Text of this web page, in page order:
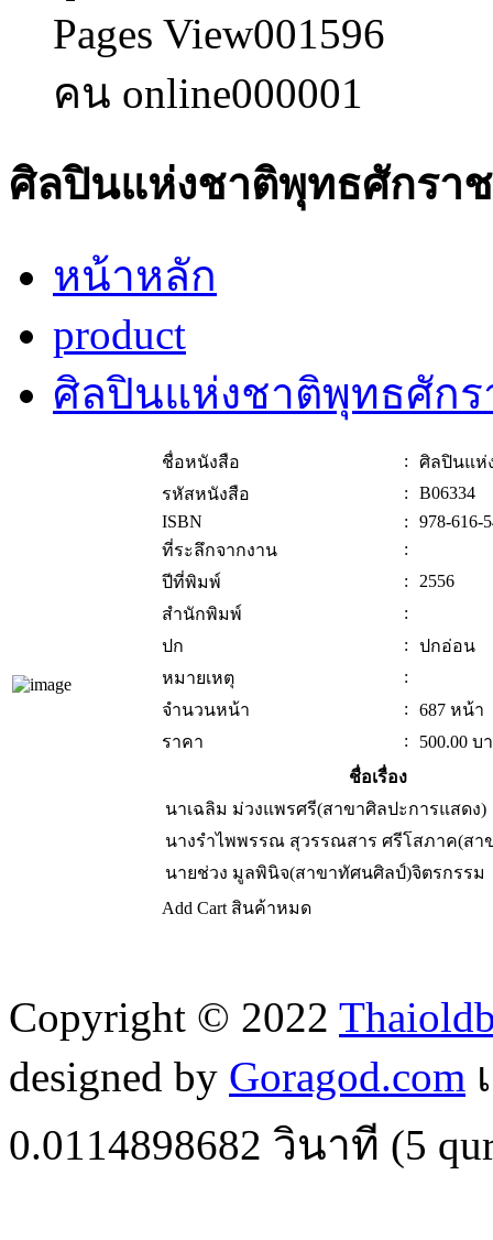
Pages View001596
คน online000001
ศิลปินแห่งชาติพุทธศักรา
หน้าหลัก
product
ศิลปินแห่งชาติพุทธศัก
ชื่อหนังสือ :
ศิลปินแห่
รหัสหนังสือ
:
B06334
ISBN
:
978-616-
ที่ระลึกจากงาน
:
ปีที่พิมพ์
:
2556
สำนักพิมพ์
:
ปก
:
ปกอ่อน
หมายเหตุ
:
จำนวนหน้า
:
687 หน้า
ราคา
: 500.00 บ
ชื่อเรื่อง
นาเฉลิม ม่วงแพรศรี(สาขาศิลปะการแสดง)
นางรำไพพรรณ สุวรรณสาร ศรีโสภาค(สา
นายช่วง มูลพินิจ(สาขาทัศนศิลป์)จิตรกรรม
Add Cart สินค้าหมด
Copyright © 2022
designed by Goragod.com
0.0114898682 วินาที (5